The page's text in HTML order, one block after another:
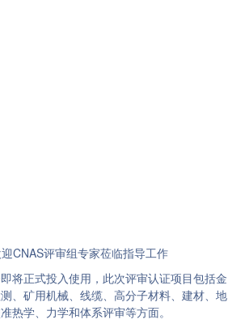
CNAS评审组专家莅临指导工作
将正式投入使用，此次评审认证项目包括金
、矿用机械、线缆、高分子材料、建材、地
热学、力学和体系评审等方面。